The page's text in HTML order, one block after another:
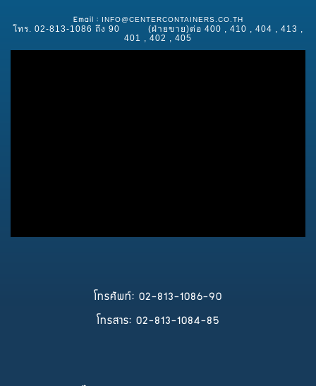
Email : INFO@CENTERCONTAINERS.CO.TH
โทร. 02-813-1086 ถึง 90 (ฝ่ายขาย)ต่อ 400 , 410 , 404 , 413 ,
401 , 402 , 405
โทรศัพท์: 02-813-1086-90
โทรสาร: 02-813-1084-85